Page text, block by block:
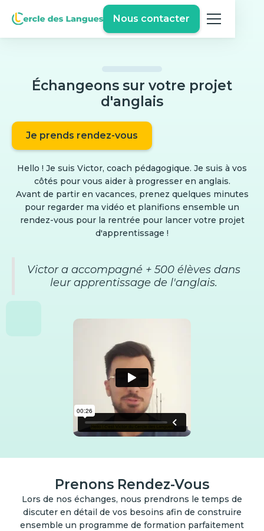
Nous contacter
Échangeons sur votre projet
d'anglais
Je prends rendez-vous
Hello ! Je suis Victor, coach pédagogique. Je suis à vos
côtés pour vous aider à progresser en anglais.
Avant de partir en vacances, prenez quelques minutes
pour regarder ma vidéo et planifions ensemble un
rendez-vous pour la rentrée pour lancer votre projet
d'apprentissage !
Victor a accompagné + 500 élèves dans
leur apprentissage de l'anglais.
Prenons Rendez-Vous
Lors de nos échanges, nous prendrons le temps de
discuter en détail de vos besoins afin de construire
ensemble un programme de formation parfaitement